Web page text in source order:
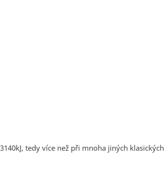
tedy více než při mnoha jiných klasických